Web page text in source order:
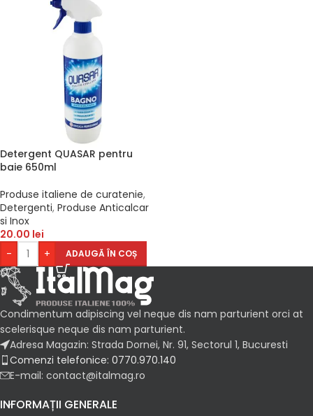
Detergent QUASAR pentru
baie 650ml
Produse italiene de curatenie,
Detergenti, Produse Anticalcar
si Inox
20.00 lei
-
+ ADAUGĂ ÎN COȘ
Condimentum adipiscing vel neque dis nam parturient orci at
scelerisque neque dis nam parturient.
Adresa Magazin: Strada Dornei, Nr. 91, Sectorul 1, Bucuresti
Comenzi telefonice: 0770.970.140
E-mail: contact@italmag.ro
INFORMAȚII GENERALE